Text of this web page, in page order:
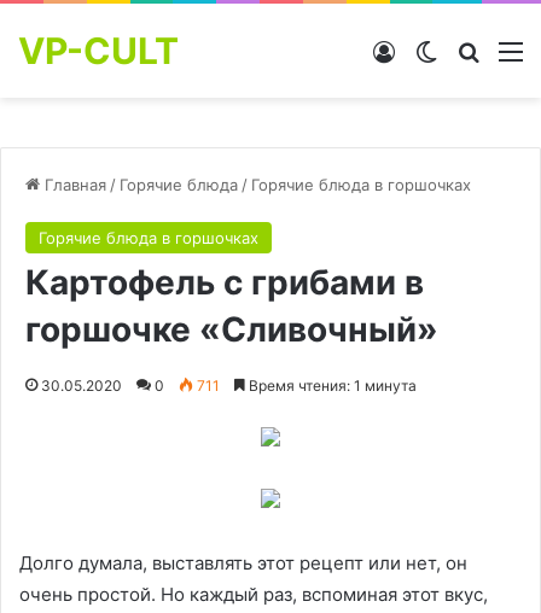
VP-CULT Switch skin
Войти
Главная / Горячие блюда / Горячие блюда в горшочках
Горячие блюда в горшочках
Картофель с грибами в
горшочке «Сливочный»
30.05.2020 0 711 Время чтения: 1 минута
Долго думала, выставлять этот рецепт или нет, он
очень простой. Но каждый раз, вспоминая этот вкус,